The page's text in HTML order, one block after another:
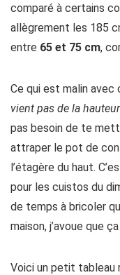
comparé à certains
allègrement les 185
entre 65 et 75 cm,
Ce qui est malin avec
vient pas de la hauteur
pas besoin de te
attraper le pot de
l’étagère du haut.
pour les cuistos du
de temps à bricoler
maison, j’avoue que
Voici un petit